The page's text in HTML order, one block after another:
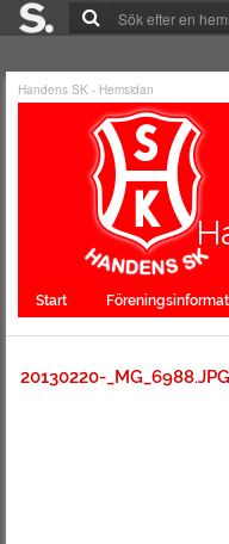
Handens SK - Hemsidan
Start
20130220-_MG_6988.JPG